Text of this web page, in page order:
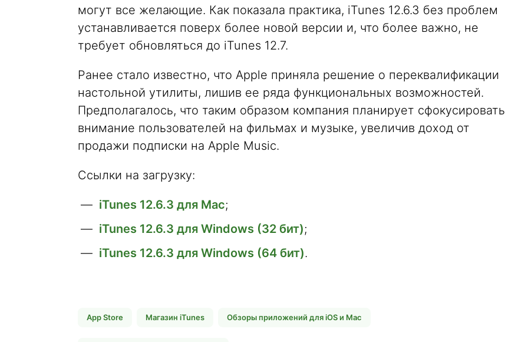
могут все желающие. Как показала практика, iTunes 12.6.3 без проблем
устанавливается поверх более новой версии и, что более важно, не
требует обновляться до iTunes 12.7.
Ранее стало известно, что Apple приняла решение о переквалификации
настольной утилиты, лишив ее ряда функциональных возможностей.
Предполагалось, что таким образом компания планирует сфокусировать
внимание пользователей на фильмах и музыке, увеличив доход от
продажи подписки на Apple Music.
Ссылки на загрузку:
iTunes 12.6.3 для Mac;
iTunes 12.6.3 для Windows (32 бит);
iTunes 12.6.3 для Windows (64 бит).
App Store Магазин iTunes Обзоры приложений для iOS и Mac